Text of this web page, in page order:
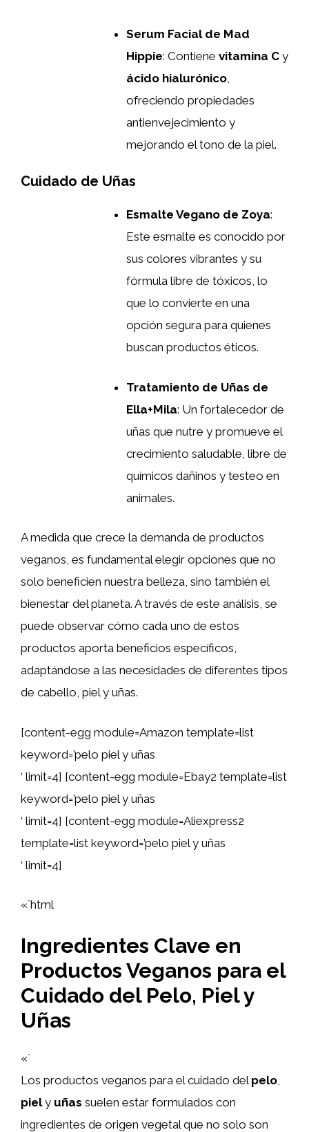
Serum Facial de Mad
Hippie: Contiene vitamina C y
ácido hialurónico
ofreciendo propiedades
antienvejecimiento y
mejorando el tono de la piel.
Cuidado de Uñas
Esmalte Vegano de Zoya:
Este esmalte es conocido por
sus colores vibrantes y su
fórmula libre de tóxicos, lo
que lo convierte en una
opción segura para quienes
buscan productos éticos.
Tratamiento de Uñas de
Ella+Mila: Un fortalecedor de
uñas que nutre y promueve el
crecimiento saludable, libre de
químicos dañinos y testeo en
animales.
A medida que crece la demanda de productos
veganos, es fundamental elegir opciones que no
solo beneficien nuestra belleza, sino también el
bienestar del planeta. A través de este análisis, se
puede observar cómo cada uno de estos
productos aporta beneficios específicos,
adaptándose a las necesidades de diferentes tipos
de cabello, piel y uñas.
[content-egg module=Amazon template=list
keyword=’pelo piel y uñas
‘ limit=4] [content-egg module=Ebay2 template=list
keyword=’pelo piel y uñas
‘ limit=4] [content-egg module=Aliexpress2
template=list keyword=’pelo piel y uñas
‘ limit=4]
«`html
Ingredientes Clave en
Productos Veganos para el
Cuidado del Pelo, Piel y
Uñas
«`
Los productos veganos para el cuidado del pelo
piely uñas suelen estar formulados con
ingredientes de origen vegetal que no solo son